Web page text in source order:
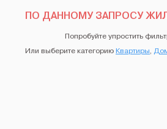
ПО ДАННОМУ ЗАПРОСУ
Попробуйте упростить
Или выберите категориюКвартиры,